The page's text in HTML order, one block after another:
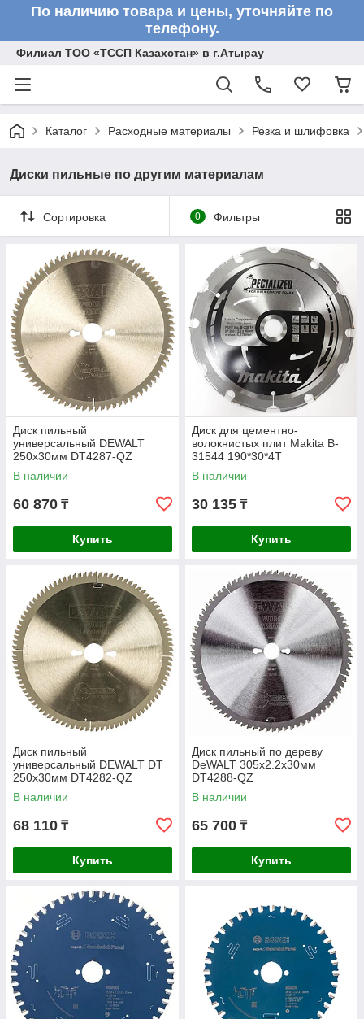
По наличию товара и цены, уточняйте по
телефону.
Филиал ТОО «ТССП Казахстан» в г.Атырау
Каталог Расходные материалы Резка и шлифовка
Диски пильные по другим материалам
Сортировка 0 Фильтры
Диск пильный
универсальный DEWALT
250х30мм DT4287-QZ
В наличии
60 870 ₸
Купить
Диск для цементно-
волокнистых плит Makita B-
31544 190*30*4Т
В наличии
30 135 ₸
Купить
Диск пильный
универсальный DEWALT DT
250х30мм DT4282-QZ
В наличии
68 110 ₸
Купить
Диск пильный по дереву
DeWALT 305х2.2х30мм
DT4288-QZ
В наличии
65 700 ₸
Купить